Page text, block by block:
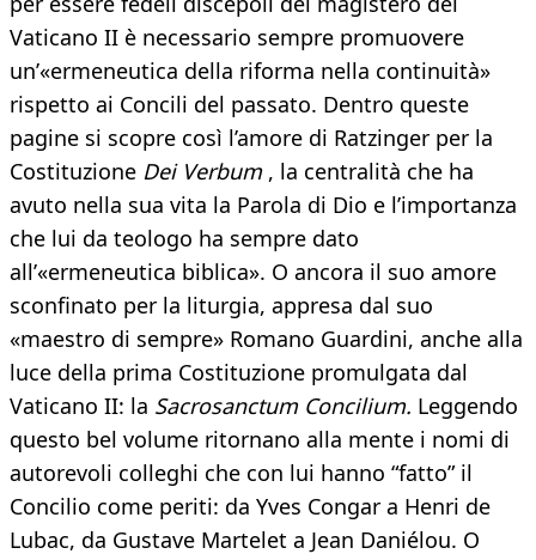
Vaticano II è necessario sempre promuovere
un’«ermeneutica della riforma nella continuità»
rispetto ai Concili del passato. Dentro queste
pagine si scopre così l’amore di Ratzinger per la
Costituzione Dei Verbum, la centralità che ha
avuto nella sua vita la Parola di Dio e l’importanza
che lui da teologo ha sempre dato
all’«ermeneutica biblica». O ancora il suo amore
sconfinato per la liturgia, appresa dal suo
«maestro di sempre» Romano Guardini, anche alla
luce della prima Costituzione promulgata dal
Vaticano II: la Sacrosanctum Concilium. Leggendo
questo bel volume ritornano alla mente i nomi di
autorevoli colleghi che con lui hanno “fatto” il
Concilio come periti: da Yves Congar a Henri de
Lubac, da Gustave Martelet a Jean Daniélou. O